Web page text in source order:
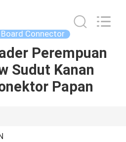
Connector
Perempuan
Sudut Kanan
Papan